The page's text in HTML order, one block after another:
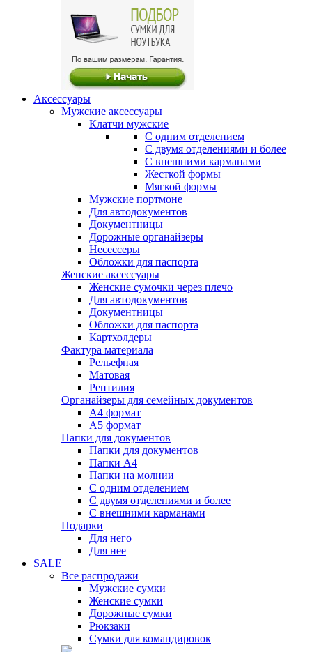
Аксессуары
Мужские аксессуары
Клатчи мужские
С одним отделением
С двумя отделениями и более
С внешними карманами
Жесткой формы
Мягкой формы
Мужские портмоне
Для автодокументов
Документницы
Дорожные органайзеры
Несессеры
Обложки для паспорта
Женские аксессуары
Женские сумочки через плечо
Для автодокументов
Документницы
Обложки для паспорта
Картхолдеры
Фактура материала
Рельефная
Матовая
Рептилия
Органайзеры для семейных документов
А4 формат
А5 формат
Папки для документов
Папки для документов
Папки А4
Папки на молнии
С одним отделением
С двумя отделениями и более
С внешними карманами
Подарки
Для него
Для нее
SALE
Все распродажи
Мужские сумки
Женские сумки
Дорожные сумки
Рюкзаки
Сумки для командировок